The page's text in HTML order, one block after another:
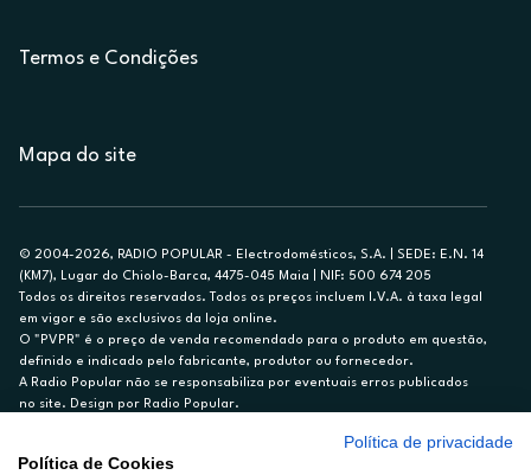
Termos e Condições
Mapa do site
© 2004-2026, RADIO POPULAR - Electrodomésticos, S.A. | SEDE: E.N. 14
(KM7), Lugar do Chiolo-Barca, 4475-045 Maia | NIF: 500 674 205
Todos os direitos reservados. Todos os preços incluem I.V.A. à taxa legal
em vigor e são exclusivos da loja online.
O "PVPR" é o preço de venda recomendado para o produto em questão,
definido e indicado pelo fabricante, produtor ou fornecedor.
A Radio Popular não se responsabiliza por eventuais erros publicados
no site. Design por Radio Popular.
Ex. para limite de crédito de €1.500, reembolsado em 12 meses, TAN
Política de privacidade
Política de Cookies